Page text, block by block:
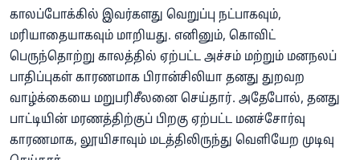
காலப்போக்கில் இவர்களது வெறுப்பு நட்பாகவும்,
மரியாதையாகவும் மாறியது. எனினும், கொவிட்
பெருந்தொற்று காலத்தில் ஏற்பட்ட அச்சம் மற்றும் மனநலப்
பாதிப்புகள் காரணமாக பிரான்சிலியா தனது துறவற
வாழ்க்கையை மறுபரிசீலனை செய்தார். அதேபோல், தனது
பாட்டியின் மரணத்திற்குப் பிறகு ஏற்பட்ட மனச்சோர்வு
காரணமாக, லூயிசாவும் மடத்திலிருந்து வெளியேற முடிவு